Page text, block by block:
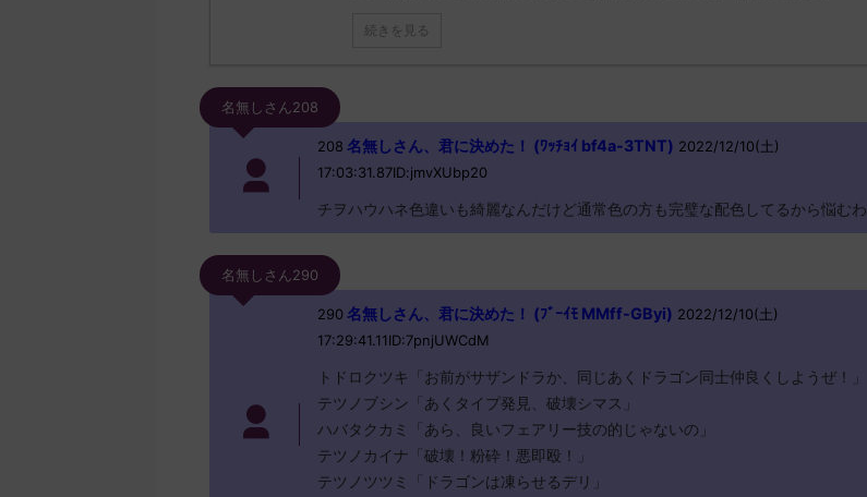
続きを見る
名無しさん208
208 名無しさん、君に決めた！ (ﾜｯﾁｮｲ bf4a-3TNT) 2022/12/10(土)
17:03:31.87ID:jmvXUbp20
チヲハウハネ色違いも綺麗なんだけど通常色の方も完璧な配色してるから悩むわ
名無しさん290
290 名無しさん、君に決めた！ (ﾌﾞｰｲﾓ MMff-GByi) 2022/12/10(土)
17:29:41.11ID:7pnjUWCdM
トドロクツキ「お前がサザンドラか、同じあくドラゴン同士仲良くしようぜ！」
テツノブシン「あくタイプ発見、破壊シマス」
ハバタクカミ「あら、良いフェアリー技の的じゃないの」
テツノカイナ「破壊！粉砕！悪即殴！」
テツノツツミ「ドラゴンは凍らせるデリ」